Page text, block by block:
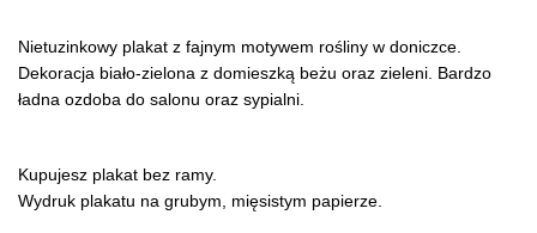
Nietuzinkowy plakat z fajnym motywem rośliny w doniczce.
Dekoracja biało-zielona z domieszką beżu oraz zieleni. Bardzo
ładna ozdoba do salonu oraz sypialni.
Kupujesz plakat bez ramy.
Wydruk plakatu na grubym, mięsistym papierze.